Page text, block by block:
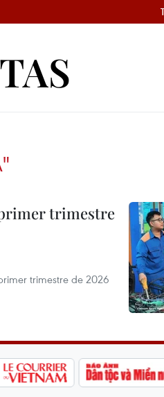
trimestre
trimestre de 2026